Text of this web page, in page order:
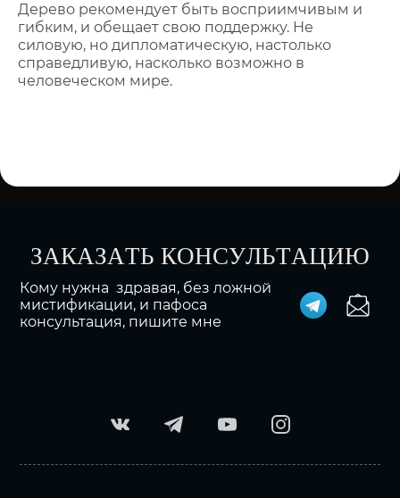
Дерево рекомендует быть восприимчивым и
гибким, и обещает свою поддержку. Не
силовую, но дипломатическую, настолько
справедливую, насколько возможно в
человеческом мире.
ЗАКАЗАТЬ КОНСУЛЬТАЦИЮ
Кому нужна здравая, без ложной
мистификации, и пафоса
консультация, пишите мне